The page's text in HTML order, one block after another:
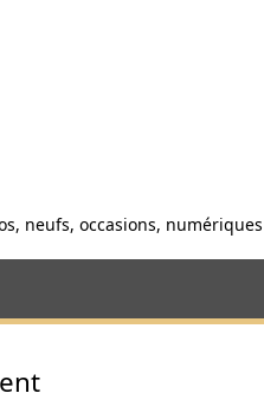
neufs, occasions,